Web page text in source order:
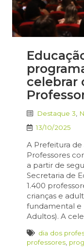
celebrar
Destaque 3
13/10/2025
A Prefeitura
Professores
a partir de
Secretaria de
1.400
crianças e
fundamental e
Adultos). A
dia dos
professores